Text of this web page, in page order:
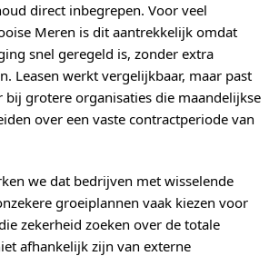
direct inbegrepen. Voor veel
Meren is dit aantrekkelijk omdat
snel geregeld is, zonder extra
Leasen werkt vergelijkbaar, maar past
bij grotere organisaties die maandelijkse
over een vaste contractperiode van
we dat bedrijven met wisselende
groeiplannen vaak kiezen voor
zekerheid zoeken over de totale
afhankelijk zijn van externe